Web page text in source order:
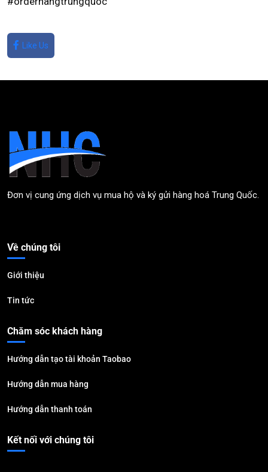
Like Us
Đơn vị cung ứng dịch vụ mua hộ và ký gửi hàng hoá Trung Quốc.
Về chúng tôi
Giới thiệu
Tin tức
Chăm sóc khách hàng
Hướng dẫn tạo tài khoản Taobao
Hướng dẫn mua hàng
Hướng dẫn thanh toán
Kết nối với chúng tôi